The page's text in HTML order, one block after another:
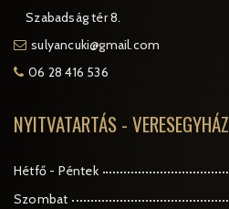
Szabadság tér 8.
sulyancuki@gmail.com
06 28 416 536
NYITVATARTÁS - VERESEGYHÁZ
Hétfő - Péntek
Szombat